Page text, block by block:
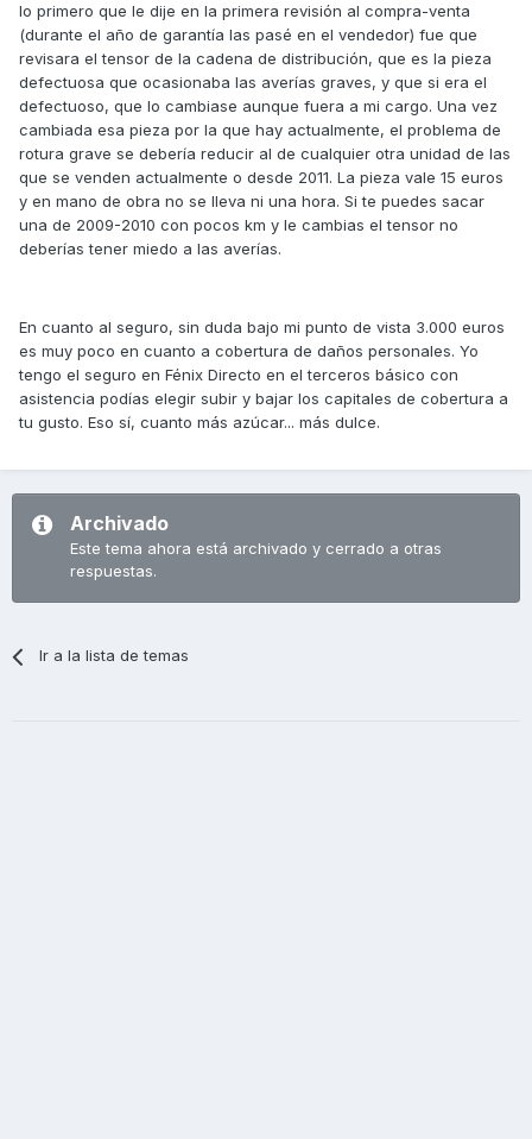
lo primero que le dije en la primera revisión al compra-venta
(durante el año de garantía las pasé en el vendedor) fue que
revisara el tensor de la cadena de distribución, que es la pieza
defectuosa que ocasionaba las averías graves, y que si era el
defectuoso, que lo cambiase aunque fuera a mi cargo. Una vez
cambiada esa pieza por la que hay actualmente, el problema de
rotura grave se debería reducir al de cualquier otra unidad de las
que se venden actualmente o desde 2011. La pieza vale 15 euros
y en mano de obra no se lleva ni una hora. Si te puedes sacar
una de 2009-2010 con pocos km y le cambias el tensor no
deberías tener miedo a las averías.
En cuanto al seguro, sin duda bajo mi punto de vista 3.000 euros
es muy poco en cuanto a cobertura de daños personales. Yo
tengo el seguro en Fénix Directo en el terceros básico con
asistencia podías elegir subir y bajar los capitales de cobertura a
tu gusto. Eso sí, cuanto más azúcar... más dulce.
Archivado
Este tema ahora está archivado y cerrado a otras
respuestas.
Ir a la lista de temas